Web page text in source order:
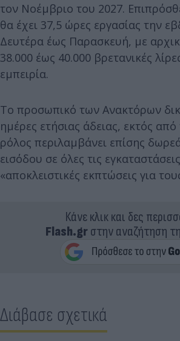
τον Νοέμβριο του 2027.
θα έχει 37,5 ώρες εργασίας την
Δευτέρα έως Παρασκευή, με
38.000 έως 40.000 βρετανικές
εμπειρία.
Το προσωπικό των Ανακτόρων
ημέρες ετήσιας άδειας, εκτός από
ρόλος περιλαμβάνει επίσης
εισόδου σε όλες τις
«αποκλειστικές εκπτώσεις για
Κάνε κλικ και δες
Flash.grστην αναζήτηση
Διάβασε σχετικά